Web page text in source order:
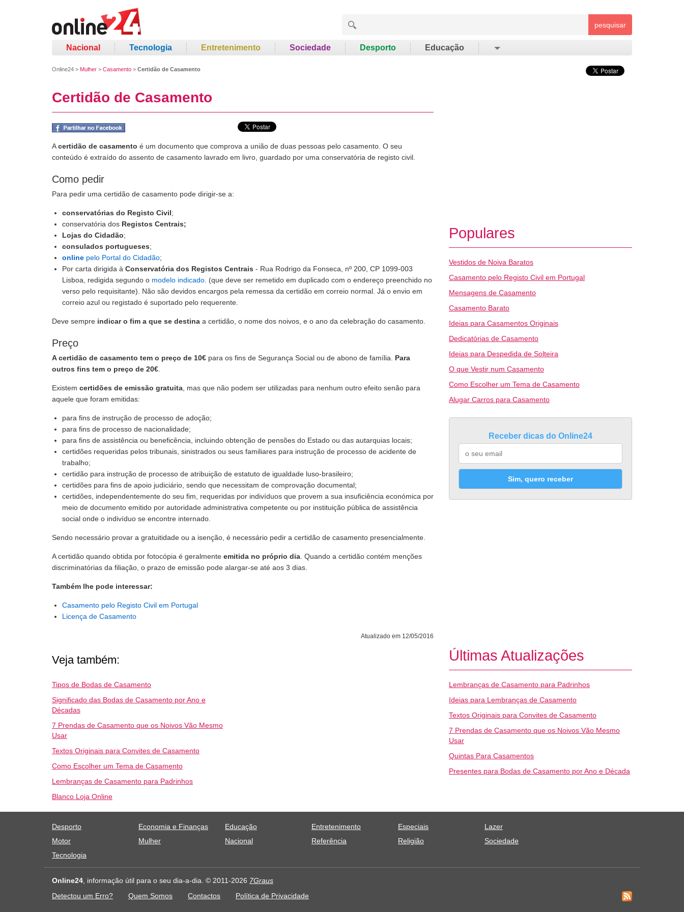
pesquisar
Nacional Tecnologia Entretenimento Sociedade Desporto Educação
Online24 > Mulher > Casamento > Certidão de Casamento
Certidão de Casamento
Acertidão de casamento é um documento que comprova a união de duas pessoas pelo casamento. O seu
conteúdo é extraído do assento de casamento lavrado em livro, guardado por uma conservatória de registo civil.
Como pedir
Para pedir uma certidão de casamento pode dirigir-se a:
conservatórias do Registo Civil;
conservatória dos Registos Centrais;
Lojas do Cidadão;
consulados portugueses;
online pelo Portal do Cidadão;
Por carta dirigida à Conservatória dos Registos Centrais - Rua Rodrigo da Fonseca, nº 200, CP 1099-003
Lisboa, redigida segundo o modelo indicado . (que deve ser remetido em duplicado com o endereço preenchido no
verso pelo requisitante). Não são devidos encargos pela remessa da certidão em correio normal. Já o envio em
correio azul ou registado é suportado pelo requerente.
Deve sempre indicar o fim a que se destina a certidão, o nome dos noivos, e o ano da celebração do casamento.
Preço
A certidão de casamento tem o preço de 10€ para os fins de Segurança Social ou de abono de família. Para
outros fins tem o preço de 20€
Existem certidões de emissão gratuita , mas que não podem ser utilizadas para nenhum outro efeito senão para
aquele que foram emitidas:
para fins de instrução de processo de adoção;
para fins de processo de nacionalidade;
para fins de assistência ou beneficência, incluindo obtenção de pensões do Estado ou das autarquias locais;
certidões requeridas pelos tribunais, sinistrados ou seus familiares para instrução de processo de acidente de
trabalho;
certidão para instrução de processo de atribuição de estatuto de igualdade luso-brasileiro;
certidões para fins de apoio judiciário, sendo que necessitam de comprovação documental;
certidões, independentemente do seu fim, requeridas por indivíduos que provem a sua insuficiência económica por
meio de documento emitido por autoridade administrativa competente ou por instituição pública de assistência
social onde o indivíduo se encontre internado.
Sendo necessário provar a gratuitidade ou a isenção, é necessário pedir a certidão de casamento presencialmente.
A certidão quando obtida por fotocópia é geralmente emitida no próprio dia . Quando a certidão contém menções
discriminatórias da filiação, o prazo de emissão pode alargar-se até aos 3 dias.
Também lhe pode interessar:
Casamento pelo Registo Civil em Portugal
Licença de Casamento
Atualizado em 12/05/2016
Veja também:
Tipos de Bodas de Casamento
Significado das Bodas de Casamento por Ano e
Décadas
7 Prendas de Casamento que os Noivos Vão Mesmo
Usar
Textos Originais para Convites de Casamento
Como Escolher um Tema de Casamento
Lembranças de Casamento para Padrinhos
Blanco Loja Online
Populares
Vestidos de Noiva Baratos
Casamento pelo Registo Civil em Portugal
Mensagens de Casamento
Casamento Barato
Ideias para Casamentos Originais
Dedicatórias de Casamento
Ideias para Despedida de Solteira
O que Vestir num Casamento
Como Escolher um Tema de Casamento
Alugar Carros para Casamento
Receber dicas do Online24
Sim, quero receber
Últimas Atualizações
Lembranças de Casamento para Padrinhos
Ideias para Lembranças de Casamento
Textos Originais para Convites de Casamento
7 Prendas de Casamento que os Noivos Vão Mesmo
Usar
Quintas Para Casamentos
Presentes para Bodas de Casamento por Ano e Década
Desporto Economia e Finanças Educação Entretenimento Especiais
Lazer
Motor
Mulher Nacional Referência Religião
Sociedade
Tecnologia
Online24 , informação útil para o seu dia-a-dia. © 2011-2026 7Graus
Detectou um Erro?
Quem Somos Contactos Política de Privacidade